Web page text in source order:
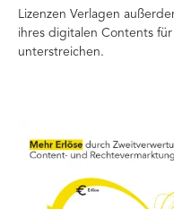
Lizenzen Verlagen
ihres digitalen Contents
unterstreichen.